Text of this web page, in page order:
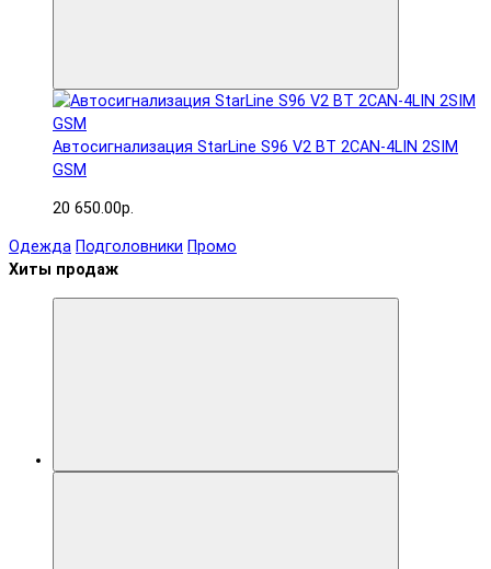
Автосигнализация StarLine S96 V2 BT 2CAN-4LIN 2SIM
GSM
20 650.00р.
Одежда Подголовники Промо
Хиты продаж